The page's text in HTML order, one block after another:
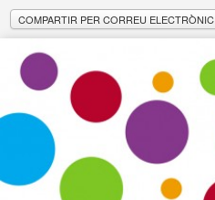
COMPARTIR PER CORREU ELECTRÒNIC